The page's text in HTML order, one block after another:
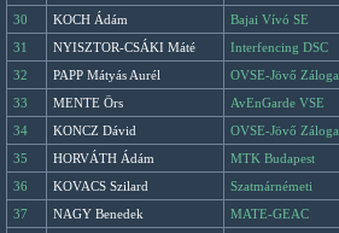
30
KOCH Ádám Bajai Vívó SE
31
NYISZTOR-CSÁKI Máté Interfencing DSC
32
PAPP Mátyás Aurél OVSE-Jövő Záloga
33
MENTE Örs AvEnGarde VSE
34
KONCZ Dávid OVSE-Jövő Záloga
35
HORVÁTH Ádám MTK Budapest
36
KOVACS Szilard Szatmárnémeti
37
NAGY Benedek MATE-GEAC